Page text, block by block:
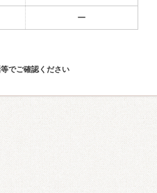
ー
でご確認ください